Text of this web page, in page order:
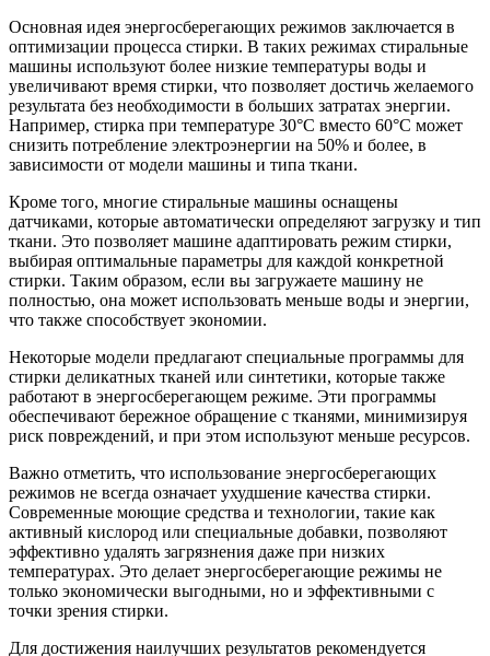
Основная идея энергосберегающих режимов заключается в
оптимизации процесса стирки. В таких режимах стиральные
машины используют более низкие температуры воды и
увеличивают время стирки, что позволяет достичь желаемого
результата без необходимости в больших затратах энергии.
Например, стирка при температуре 30°C вместо 60°C может
снизить потребление электроэнергии на 50% и более, в
зависимости от модели машины и типа ткани.
Кроме того, многие стиральные машины оснащены
датчиками, которые автоматически определяют загрузку и тип
ткани. Это позволяет машине адаптировать режим стирки,
выбирая оптимальные параметры для каждой конкретной
стирки. Таким образом, если вы загружаете машину не
полностью, она может использовать меньше воды и энергии,
что также способствует экономии.
Некоторые модели предлагают специальные программы для
стирки деликатных тканей или синтетики, которые также
работают в энергосберегающем режиме. Эти программы
обеспечивают бережное обращение с тканями, минимизируя
риск повреждений, и при этом используют меньше ресурсов.
Важно отметить, что использование энергосберегающих
режимов не всегда означает ухудшение качества стирки.
Современные моющие средства и технологии, такие как
активный кислород или специальные добавки, позволяют
эффективно удалять загрязнения даже при низких
температурах. Это делает энергосберегающие режимы не
только экономически выгодными, но и эффективными с
точки зрения стирки.
Для достижения наилучших результатов рекомендуется